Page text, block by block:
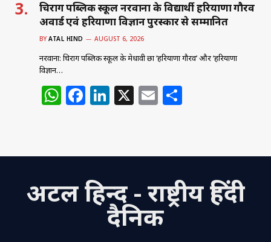
चिराग पब्लिक स्कूल नरवाना के विद्यार्थी हरियाणा गौरव
अवार्ड एवं हरियाणा विज्ञान पुरस्कार से सम्मानित
BY ATAL HIND AUGUST 6, 2026
नरवाना: चिराग पब्लिक स्कूल के मेधावी छात्र ‘हरियाणा गौरव’ और ‘हरियाणा
विज्ञान…
W
s
p
p
F
e
o
o
Li
e
n
X E
l e
अटल हिन्द - राष्ट्रीय हिंदी
दैनिक